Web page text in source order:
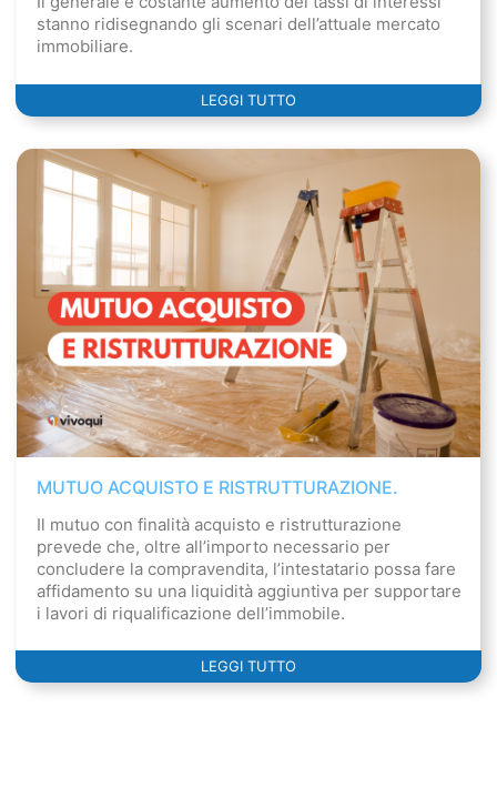
stanno ridisegnando gli scenari dell’attuale mercato
immobiliare.
LEGGI TUTTO
MUTUO ACQUISTO E RISTRUTTURAZIONE.
Il mutuo con finalità acquisto e ristrutturazione
prevede che, oltre all’importo necessario per
concludere la compravendita, l’intestatario possa fare
affidamento su una liquidità aggiuntiva per supportare
i lavori di riqualificazione dell’immobile.
LEGGI TUTTO